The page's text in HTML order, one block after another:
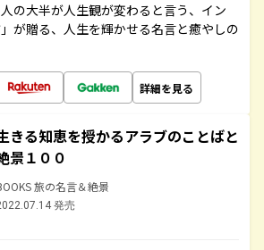
の大半が人生観が変わると言う、イン
が贈る、人生を輝かせる名言と癒やしの
詳細を見る
きる知恵を授かるアラブのことばと
景１００
旅の名言＆絶景
発売